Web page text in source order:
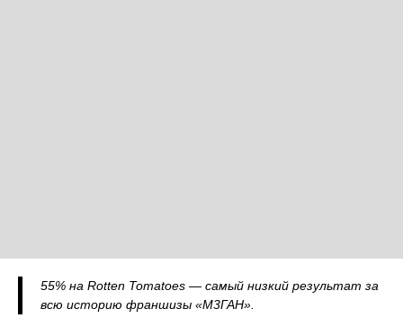
55% на Rotten Tomatoes — самый низкий результат за
всю историю франшизы «М3ГАН».